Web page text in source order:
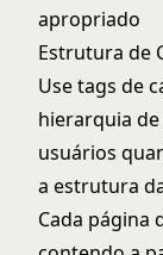
apropriado
Estrutura de
Use tags de
hierarquia
usuários
a estrutura
Cada página